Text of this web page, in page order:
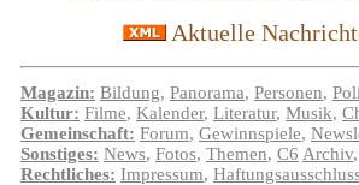
Aktuelle
Magazin: Bildung, Panorama, Personen,
Kultur: Filme, Kalender, Literatur, Musik,
Gemeinschaft: Forum, Gewinnspiele,
Sonstiges: News, Fotos, Themen, C6 Archiv,
Rechtliches: Impressum,